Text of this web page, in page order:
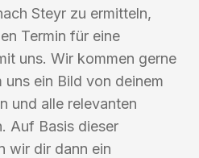
Steyr zu ermitteln,
Termin für eine
uns. Wir kommen gerne
uns ein Bild von deinem
und alle relevanten
Auf Basis dieser
wir dir dann ein